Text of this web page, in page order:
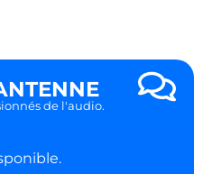
de l'audio.